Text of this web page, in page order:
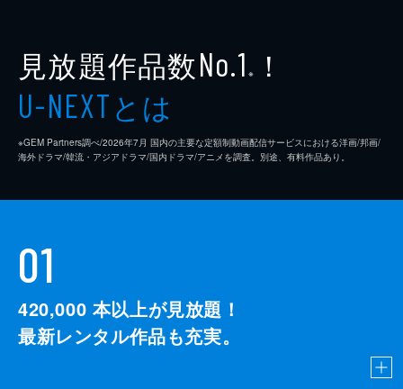
見放題作品数No.1 ※ ！
U-NEXTとは
※GEM Partners調べ/2026年7⽉ 国内の主要な定額制動画配信サービスにおける洋画/邦画/
海外ドラマ/韓流・アジアドラマ/国内ドラマ/アニメを調査。別途、有料作品あり。
01
420,000 本以上が見放題！
最新レンタル作品も充実。